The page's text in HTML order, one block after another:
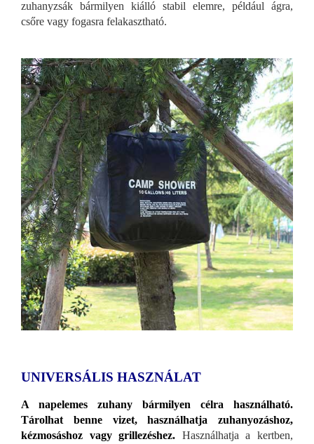
zuhanyzsák bármilyen kiálló stabil elemre, például ágra,
csőre vagy fogasra felakasztható.
UNIVERSÁLIS HASZNÁLAT
A napelemes zuhany bármilyen célra használható.
Tárolhat benne vizet, használhatja zuhanyozáshoz,
kézmosáshoz vagy grillezéshez. Használhatja a kertben,